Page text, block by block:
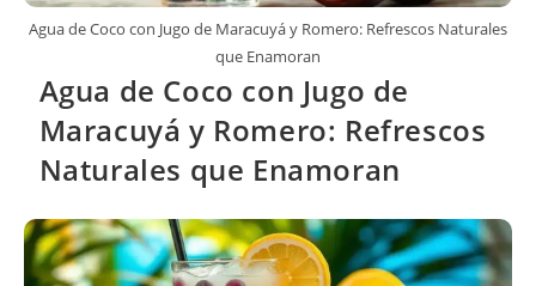
Agua de Coco con Jugo de Maracuyá y Romero: Refrescos Naturales
que Enamoran
Agua de Coco con Jugo de
Maracuyá y Romero: Refrescos
Naturales que Enamoran